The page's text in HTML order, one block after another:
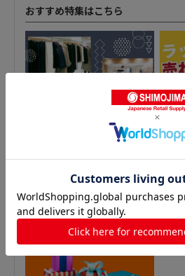
おすすめ特集はこちら